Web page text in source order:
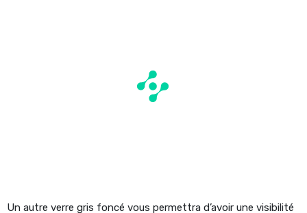
Un autre verre gris foncé vous permettra d’avoir une visibilité